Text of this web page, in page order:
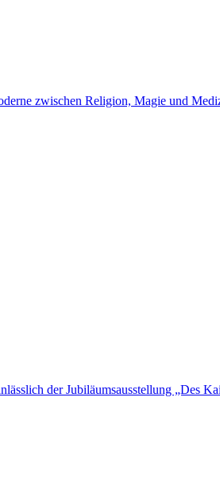
zwischen Religion, Magie und
der Jubiläumsausstellung „Des